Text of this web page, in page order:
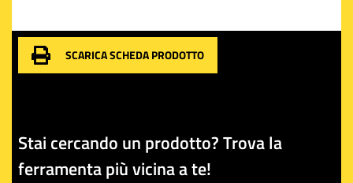
SCARICA SCHEDA PRODOTTO
Stai cercando un prodotto? Trova la
ferramenta più vicina a te!